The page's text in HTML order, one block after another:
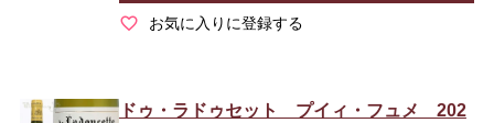
お気に入りに登録する
ドゥ・ラドゥセット プイィ・フュメ 202